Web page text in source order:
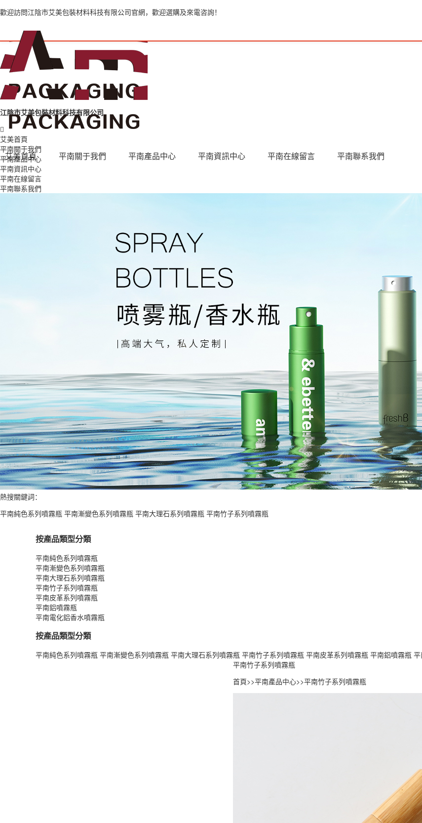
歡迎訪問江陰市艾美包裝材料科技有限公司官網，歡迎選購及來電咨詢！
艾美首頁 平南關于我們 平南產品中心 平南資訊中心 平南在線留言 平南聯系我們
江陰市艾美包裝材料科技有限公司
艾美首頁
平南關于我們
平南產品中心
平南資訊中心
平南在線留言
平南聯系我們
熱搜關鍵詞：
平南純色系列噴霧瓶 平南漸變色系列噴霧瓶 平南大理石系列噴霧瓶 平南竹子系列噴霧瓶
按產品類型分類
平南純色系列噴霧瓶
平南漸變色系列噴霧瓶
平南大理石系列噴霧瓶
平南竹子系列噴霧瓶
平南皮革系列噴霧瓶
平南鋁噴霧瓶
平南電化鋁香水噴霧瓶
按產品類型分類
平南純色系列噴霧瓶 平南漸變色系列噴霧瓶 平南大理石系列噴霧瓶 平南竹子系列噴霧瓶 平南皮革系列噴霧瓶 平南鋁噴霧瓶
平南竹子系列噴霧瓶
首頁>>平南產品中心>>平南竹子系列噴霧瓶